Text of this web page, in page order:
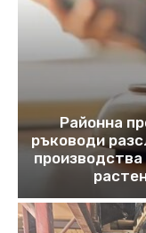
Районна
ръководи